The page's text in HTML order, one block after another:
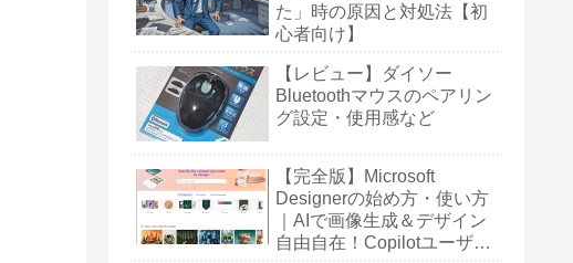
た」時の原因と対処法【初
心者向け】
【レビュー】ダイソー
Bluetoothマウスのペアリン
グ設定・使用感など
【完全版】Microsoft
Designerの始め方・使い方
｜AIで画像生成＆デザイン
自由自在！Copilotユーザー